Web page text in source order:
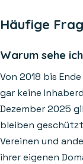
Häufige
Warum sehe
Von 2018 bis
gar keine
Dezember 2025
bleiben
Vereinen und
ihrer eigenen